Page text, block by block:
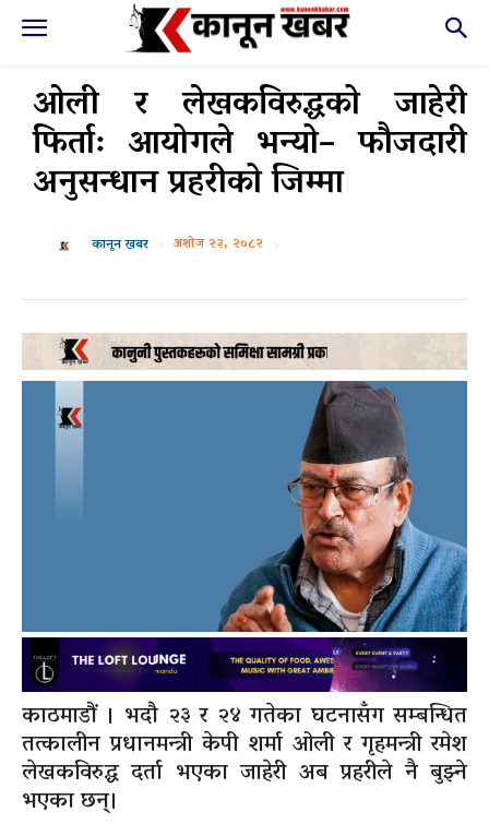
ओली र लेखकविरुद्धको जाहेरी
फिर्ता: आयोगले भन्यो– फौजदारी
अनुसन्धान प्रहरीको जिम्मा
कानून खबर अशोज २३, २०८२
काठमाडौं । भदौ २३ र २४ गतेका घटनासँग सम्बन्धित
तत्कालीन प्रधानमन्त्री केपी शर्मा ओली र गृहमन्त्री रमेश
लेखकविरुद्ध दर्ता भएका जाहेरी अब प्रहरीले नै बुझ्ने
भएका छन्।